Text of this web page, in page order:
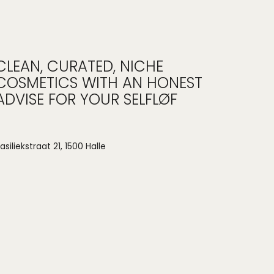
CURATED, NICHE
WITH AN HONEST
FOR YOUR SELFLØF
21, 1500 Halle